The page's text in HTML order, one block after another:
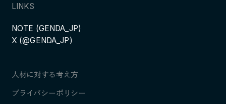
LINKS
NOTE (GENDA_JP)
X (@GENDA_JP)
人材に対する考え方
プライバシーポリシー